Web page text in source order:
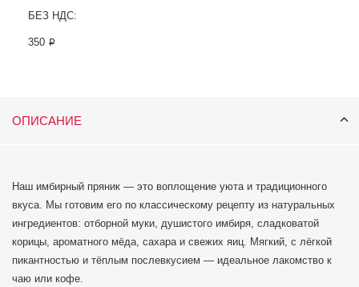
БЕЗ НДС:
350 ₽
ОПИСАНИЕ
Наш имбирный пряник — это воплощение уюта и традиционного
вкуса. Мы готовим его по классическому рецепту из натуральных
ингредиентов: отборной муки, душистого имбиря, сладковатой
корицы, ароматного мёда, сахара и свежих яиц. Мягкий, с лёгкой
пикантностью и тёплым послевкусием — идеальное лакомство к
чаю или кофе.